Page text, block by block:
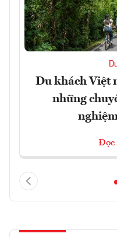
Du khách Việt
những
Đọc